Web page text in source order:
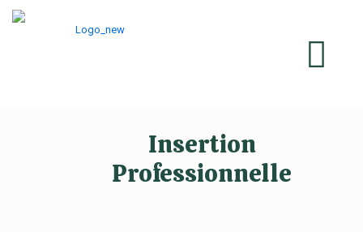
Insertion
Professionnelle